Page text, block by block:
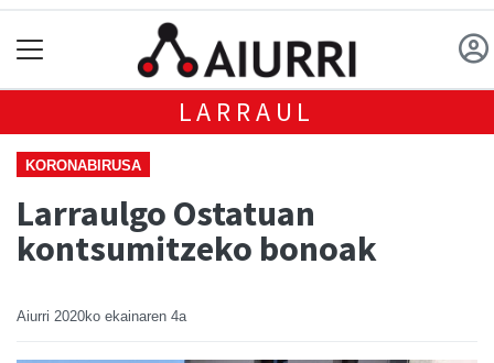
LARRAUL
KORONABIRUSA
Larraulgo Ostatuan
kontsumitzeko bonoak
Aiurri 2020ko ekainaren 4a